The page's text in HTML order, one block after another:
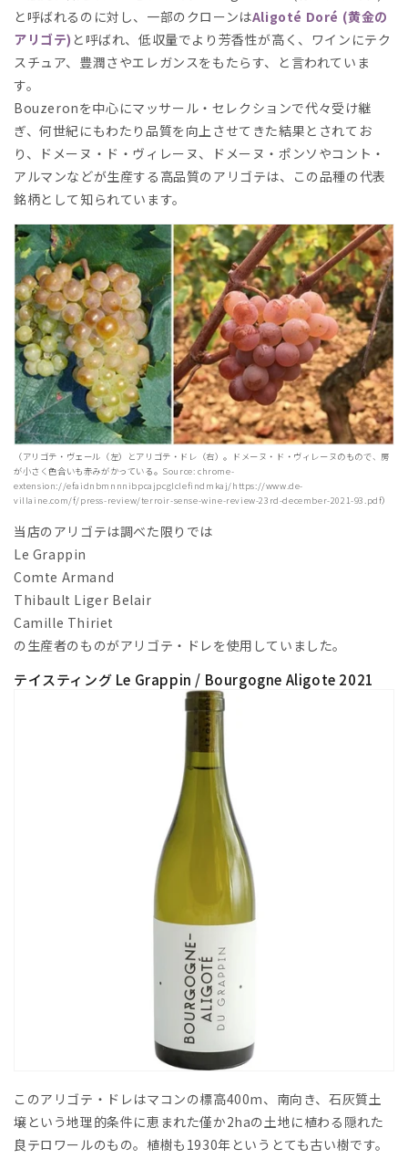
と呼ばれるのに対し、一部のクローンはAligoté Doré (黄金の
アリゴテ) と呼ばれ、低収量でより芳香性が高く、ワインにテク
スチュア、豊潤さやエレガンスをもたらす、と言われていま
す。
Bouzeronを中心にマッサール・セレクションで代々受け継
ぎ、何世紀にもわたり品質を向上させてきた結果とされてお
り、ドメーヌ・ド・ヴィレーヌ、ドメーヌ・ポンソやコント・
アルマンなどが生産する高品質のアリゴテは、この品種の代表
銘柄として知られています。
（アリゴテ・ヴェール（左）とアリゴテ・ドレ（右）。ドメーヌ・ド・ヴィレーヌのもので、房
が小さく色合いも赤みがかっている。Source: chrome-
extension://efaidnbmnnnibpcajpcglclefindmkaj/https://www.de-
villaine.com/f/press-review/terroir-sense-wine-review-23rd-december-2021-93.pdf）
当店のアリゴテは調べた限りでは
Le Grappin
Comte Armand
Thibault Liger Belair
Camille Thiriet
の生産者のものがアリゴテ・ドレを使用していました。
テイスティング Le Grappin / Bourgogne Aligote 2021
このアリゴテ・ドレはマコンの標高400m、南向き、石灰質土
壌という地理的条件に恵まれた僅か2haの土地に植わる隠れた
良テロワールのもの。植樹も1930年というとても古い樹です。